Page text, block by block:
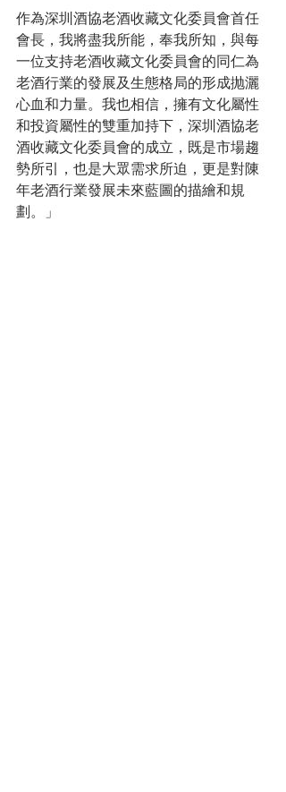
作為深圳酒協老酒收藏文化委員會首任
會長，我將盡我所能，奉我所知，與每
一位支持老酒收藏文化委員會的同仁為
老酒行業的發展及生態格局的形成抛灑
心血和力量。我也相信，擁有文化屬性
和投資屬性的雙重加持下，深圳酒協老
酒收藏文化委員會的成立，既是市場趨
勢所引，也是大眾需求所迫，更是對陳
年老酒行業發展未來藍圖的描繪和規
劃。」